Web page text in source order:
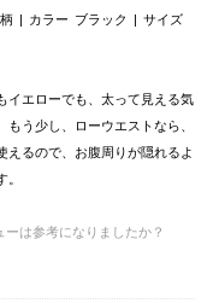
カラー ブラック
サイズ
イエローでも、太って見える気
う少し、ローウエストなら、
えるので、お腹周りが隠れるよ
ーは参考になりましたか？